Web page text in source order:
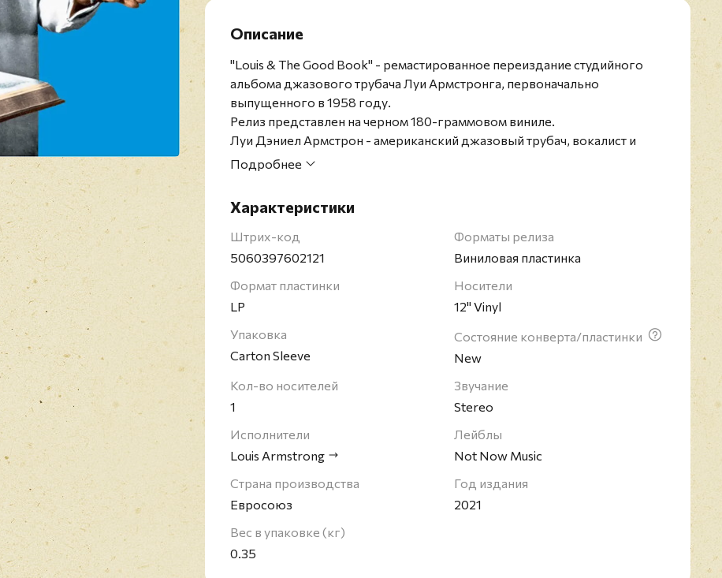
Описание
"Louis & The Good Book" - ремастированное переиздание студийного
альбома джазового трубача Луи Армстронга, первоначально
выпущенного в 1958 году.
Релиз представлен на черном 180-граммовом виниле.
Луи Дэниел Армстрон - американский джазовый трубач, вокалист и
руководитель ансамбля. Оказал (наряду с Дюком Эллингтоном, Чарли
популяризацию во всём мире.
Подробнее
Характеристики
Штрих-код
5060397602121
Форматы релиза
Виниловая пластинка
Формат пластинки
LP
Носители
12" Vinyl
Упаковка
Carton Sleeve
Состояние конверта/пластинки
New
Кол-во носителей
1
Звучание
Stereo
Исполнители
Louis Armstrong
Лейблы
Not Now Music
Страна производства
Евросоюз
Год издания
2021
Вес в упаковке (кг)
0.35